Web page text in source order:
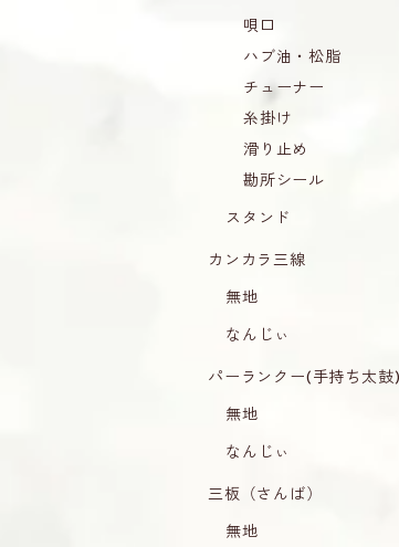
唄口
ハブ油・松脂
チューナー
糸掛け
滑り止め
勘所シール
スタンド
カンカラ三線
無地
なんじぃ
パーランクー(手持ち太鼓)
無地
なんじぃ
三板（さんば）
無地